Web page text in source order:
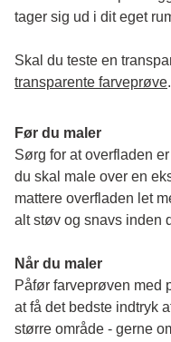
tager sig ud i dit eget
transparente farveprøve.
Før du maler
Sørg for at overfladen
du skal male over en
mattere overfladen let
alt støv og snavs inden
Når du maler
Påfør farveprøven med
at få det bedste indtryk
større område - gerne